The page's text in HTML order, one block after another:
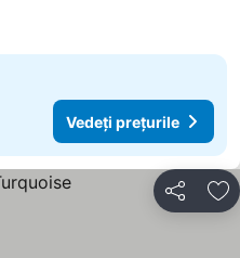
Vedeți prețurile
Distribuiți